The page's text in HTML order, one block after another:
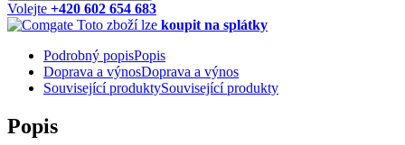
Volejte +420 602 654 683
Toto zboží lze koupit na splátky
Podrobný popisPopis
Doprava a výnosDoprava a výnos
Související produktySouvisející produkty
Popis